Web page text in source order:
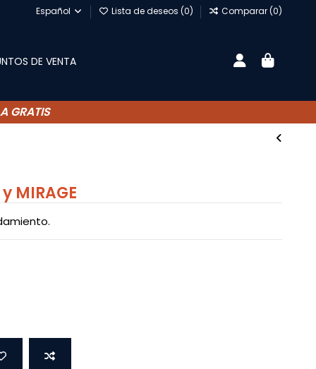
Español Lista de deseos (0) Comparar (0)
DE VENTA
GRATIS
MIRAGE